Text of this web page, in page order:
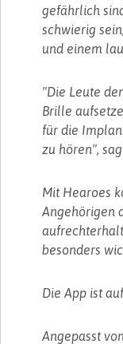
gefährlich
schwierig
und einem
"Die Leute
Brille
für die
zu hören",
Mit Hearoes
Angehörigen
besonders
Die App ist
Angepasst